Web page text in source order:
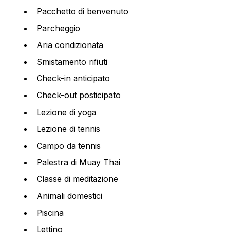
Pacchetto di benvenuto
Parcheggio
Aria condizionata
Smistamento rifiuti
Check-in anticipato
Check-out posticipato
Lezione di yoga
Lezione di tennis
Campo da tennis
Palestra di Muay Thai
Classe di meditazione
Animali domestici
Piscina
Lettino